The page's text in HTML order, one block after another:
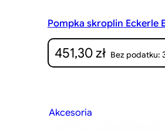
Pompka skroplin Eckerle
451,30zł Bez podatku:
Akcesoria